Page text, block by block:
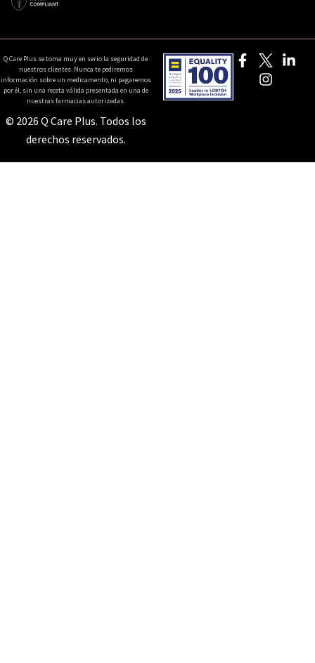
Q Care Plus se toma muy en serio la seguridad de
nuestros clientes. Nunca te pediremos
información sobre un medicamento, ni pagaremos
por él, sin una receta válida presentada en una de
nuestras farmacias autorizadas.
© 2026 Q Care Plus. Todos los
derechos reservados.